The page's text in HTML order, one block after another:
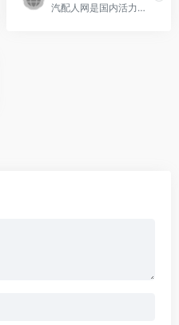
汽配人网是国内活力十足的汽车及配件专业网站，提供东风、解放等品牌的供求信息、企业动态和行业资讯。